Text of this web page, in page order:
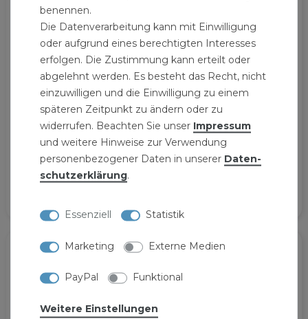
Aluverbundrohr 26x3
mm 10m weiß
Mehrschichtverbundr
42,29 € *
Meter | 4,23 € / Meter
Aluverbundrohr 26x3
mm 25m weiß
Mehrschichtverbundr
ohr
111,99 € *
benennen.
Die Datenverarbeitung kann mit Einwilligung
oder aufgrund eines berechtigten Interesses
erfolgen. Die Zustimmung kann erteilt oder
abgelehnt werden. Es besteht das Recht, nicht
einzuwilligen und die Einwilligung zu einem
späteren Zeitpunkt zu ändern oder zu
widerrufen. Beachten Sie unser Impressum
und weitere Hinweise zur Verwendung
personenbezogener Daten in unserer Daten­
schutz­erklärung.
Essenziell Statistik
Marketing Externe Medien
PayPal Funktional
Weitere Einstellungen